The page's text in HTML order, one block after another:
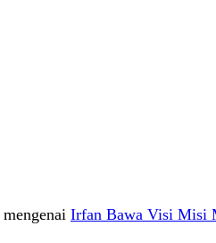
mengenai Irfan Bawa Visi Misi